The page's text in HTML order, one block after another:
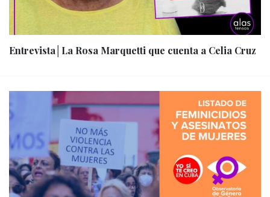
Entrevista│La Rosa Marquetti que cuenta a Celia Cruz